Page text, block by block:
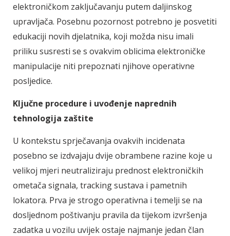
elektroničkom zaključavanju putem daljinskog
upravljača. Posebnu pozornost potrebno je posvetiti
edukaciji novih djelatnika, koji možda nisu imali
priliku susresti se s ovakvim oblicima elektroničke
manipulacije niti prepoznati njihove operativne
posljedice.
Ključne procedure i uvođenje naprednih
tehnologija zaštite
U kontekstu sprječavanja ovakvih incidenata
posebno se izdvajaju dvije obrambene razine koje u
velikoj mjeri neutraliziraju prednost elektroničkih
ometača signala, tracking sustava i pametnih
lokatora. Prva je strogo operativna i temelji se na
dosljednom poštivanju pravila da tijekom izvršenja
zadatka u vozilu uvijek ostaje najmanje jedan član